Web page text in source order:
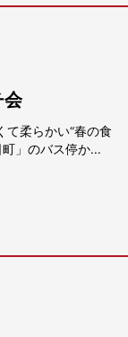
会
柔らかい“春の食
」のバス停か...